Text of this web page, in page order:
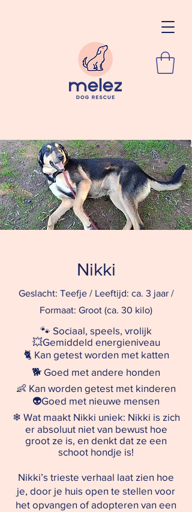
Nikki
Geslacht: Teefje / Leeftijd: ca. 3 jaar /
Formaat: Groot (ca. 30 kilo)
🐾 Sociaal, speels, vrolijk
💥Gemiddeld energieniveau
🐈 Kan getest worden met katten
🐕 Goed met andere honden
👶 Kan worden getest met kinderen
👽Goed met nieuwe mensen
❄ Wat maakt Nikki uniek: Nikki is zich
er absoluut niet van bewust hoe
groot ze is, en denkt dat ze een
schoot hondje is!
Nikki’s trieste verhaal laat zien hoe
je, door je huis open te stellen voor
het opvangen of adopteren van een